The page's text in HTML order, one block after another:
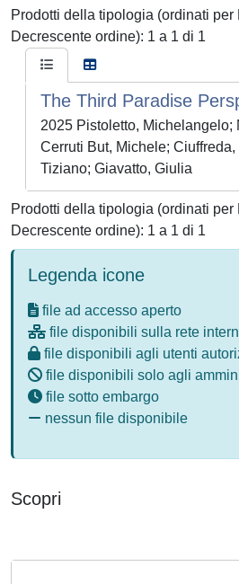
Prodotti della tipologia (ordinati per
Decrescente ordine): 1 a 1 di 1
The Third Paradise
2025 Pistoletto, Michelangelo;
Cerruti But, Michele;
Tiziano; Giavatto, Giulia
Prodotti della tipologia (ordinati per
Decrescente ordine): 1 a 1 di 1
Legenda icone
file ad accesso aperto
file disponibili sulla rete
file disponibili agli utenti
file disponibili solo agli
file sotto embargo
nessun file disponibile
Scopri